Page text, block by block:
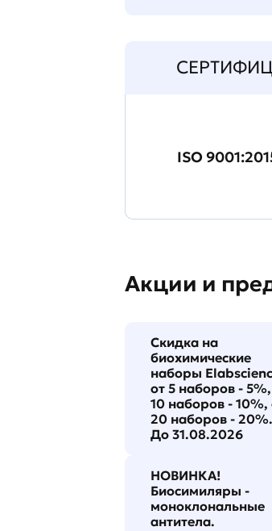
ISO
Акции и
Скидка на
биохимические
наборы
от 5 наборов -
10 наборов - 10%,
20 наборов - 20%.
До 31.08.2026
НОВИНКА!
Биосимиляры -
моноклональные
антитела.